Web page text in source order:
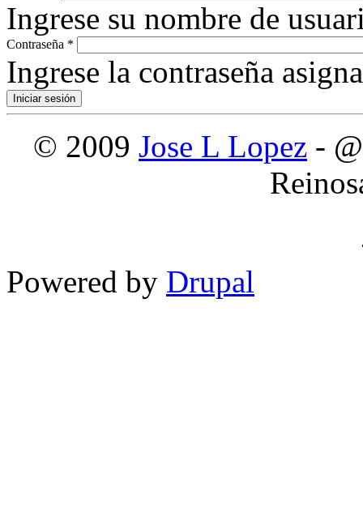
Ingrese su nombre de
Contraseña *
Ingrese la contraseña
© 2009 Jose L Lopez -
Powered by Drupal